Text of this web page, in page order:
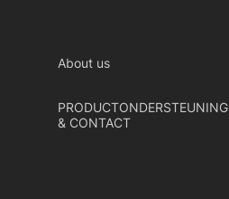
About us
PRODUCTONDERSTEUNING
& CONTACT